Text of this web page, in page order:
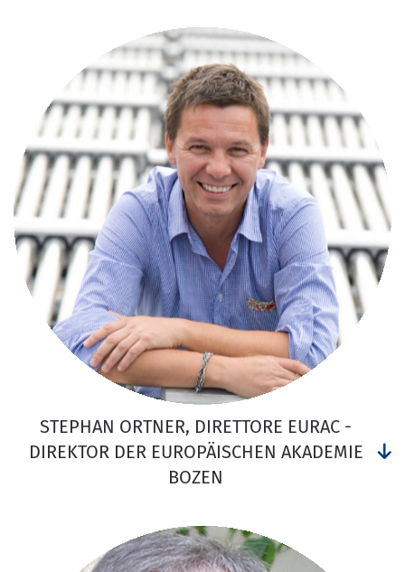
STEPHAN ORTNER, DIRETTORE EURAC -
DIREKTOR DER EUROPÄISCHEN AKADEMIE
BOZEN